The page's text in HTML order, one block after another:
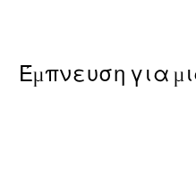
Έμπνευση για